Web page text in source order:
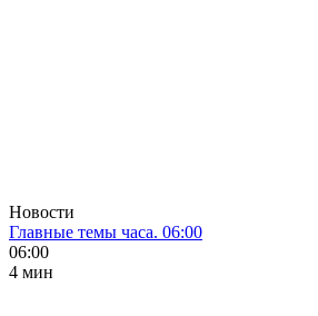
Новости
Главные темы часа. 06:00
06:00
4 мин